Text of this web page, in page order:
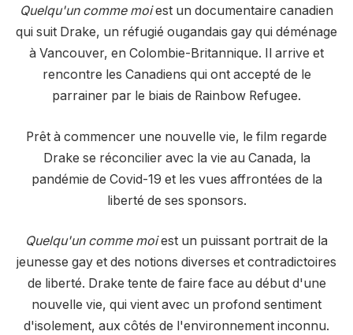
Quelqu'un comme moiest un documentaire canadien
qui suit Drake, un réfugié ougandais gay qui déménage
à Vancouver, en Colombie-Britannique. Il arrive et
rencontre les Canadiens qui ont accepté de le
parrainer par le biais de Rainbow Refugee.
Prêt à commencer une nouvelle vie, le film regarde
Drake se réconcilier avec la vie au Canada, la
pandémie de Covid-19 et les vues affrontées de la
liberté de ses sponsors.
Quelqu'un comme moiest un puissant portrait de la
jeunesse gay et des notions diverses et contradictoires
de liberté. Drake tente de faire face au début d'une
nouvelle vie, qui vient avec un profond sentiment
d'isolement, aux côtés de l'environnement inconnu.